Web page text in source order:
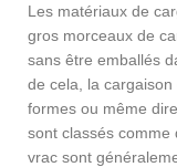
Les matériaux de
gros morceaux de
sans être emballés
de cela, la
formes ou même
sont classés comme
vrac sont